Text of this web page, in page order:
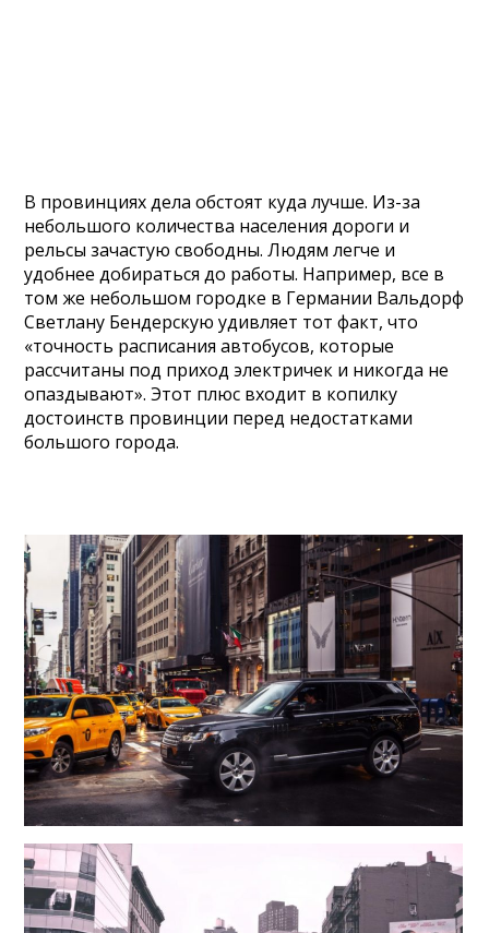
В провинциях дела обстоят куда лучше. Из-за
небольшого количества населения дороги и
рельсы зачастую свободны. Людям легче и
удобнее добираться до работы. Например, все в
том же небольшом городке в Германии Вальдорф
Светлану Бендерскую удивляет тот факт, что
«точность расписания автобусов, которые
рассчитаны под приход электричек и никогда не
опаздывают». Этот плюс входит в копилку
достоинств провинции перед недостатками
большого города.